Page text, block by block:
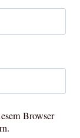
Browser